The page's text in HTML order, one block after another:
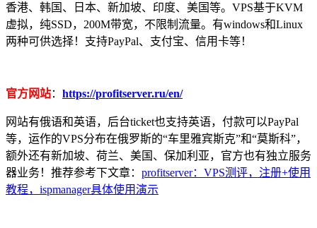
香港、韩国、日本、新加坡、印度、美国等。VPS基于KVM
虚拟，纯SSD，200M带宽，不限制流量。有windows和Linux
两种可供选择！支持PayPal、支付宝、信用卡等！
官方网站： https://profitserver.ru/en/
网站有俄语和英语，后台ticket也支持英语，付款可以PayPal
等，运作的VPS分布在俄罗斯的“车里雅宾斯克”和“莫斯科”，
额外还有新加坡、荷兰、美国、保加利亚，官方也有独立服务
器业务！推荐参考下文章： profitserver：VPS测评，注册+使用
教程，ispmanager具体使用演示